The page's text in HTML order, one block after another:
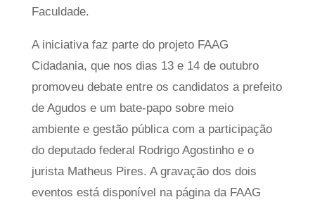
Faculdade.
A iniciativa faz parte do projeto FAAG
Cidadania, que nos dias 13 e 14 de outubro
promoveu debate entre os candidatos a prefeito
de Agudos e um bate-papo sobre meio
ambiente e gestão pública com a participação
do deputado federal Rodrigo Agostinho e o
jurista Matheus Pires. A gravação dos dois
eventos está disponível na página da FAAG